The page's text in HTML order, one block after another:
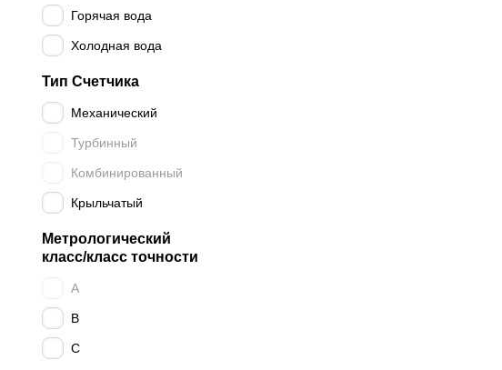
Горячая вода
Холодная вода
Тип Счетчика
Механический
Турбинный
Комбинированный
Крыльчатый
Метрологический
класс/класс точности
A
B
C